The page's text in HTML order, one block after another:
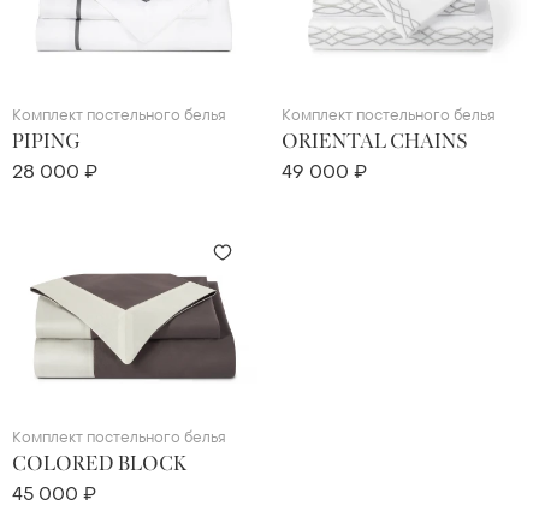
Комплект постельного белья
PIPING
28 000 ₽
Комплект постельного белья
ORIENTAL CHAINS
49 000 ₽
Комплект постельного белья
COLORED BLOCK
45 000 ₽